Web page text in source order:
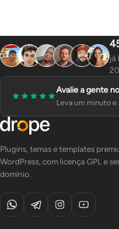
já
Avalie a gente
Leva um minuto e
Plugins, temas e templates
WordPress, com licença GPL e
domínio.